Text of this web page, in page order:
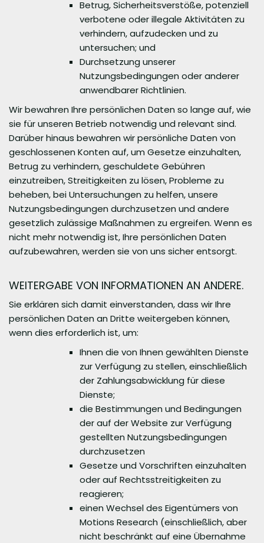
Betrug, Sicherheitsverstöße, potenziell
verbotene oder illegale Aktivitäten zu
verhindern, aufzudecken und zu
untersuchen; und
Durchsetzung unserer
Nutzungsbedingungen oder anderer
anwendbarer Richtlinien.
Wir bewahren Ihre persönlichen Daten so lange auf, wie
sie für unseren Betrieb notwendig und relevant sind.
Darüber hinaus bewahren wir persönliche Daten von
geschlossenen Konten auf, um Gesetze einzuhalten,
Betrug zu verhindern, geschuldete Gebühren
einzutreiben, Streitigkeiten zu lösen, Probleme zu
beheben, bei Untersuchungen zu helfen, unsere
Nutzungsbedingungen durchzusetzen und andere
gesetzlich zulässige Maßnahmen zu ergreifen. Wenn es
nicht mehr notwendig ist, Ihre persönlichen Daten
aufzubewahren, werden sie von uns sicher entsorgt.
WEITERGABE VON INFORMATIONEN AN ANDERE.
Sie erklären sich damit einverstanden, dass wir Ihre
persönlichen Daten an Dritte weitergeben können,
wenn dies erforderlich ist, um:
Ihnen die von Ihnen gewählten Dienste
zur Verfügung zu stellen, einschließlich
der Zahlungsabwicklung für diese
Dienste;
die Bestimmungen und Bedingungen
der auf der Website zur Verfügung
gestellten Nutzungsbedingungen
durchzusetzen
Gesetze und Vorschriften einzuhalten
oder auf Rechtsstreitigkeiten zu
reagieren;
einen Wechsel des Eigentümers von
Motions Research (einschließlich, aber
nicht beschränkt auf eine Übernahme